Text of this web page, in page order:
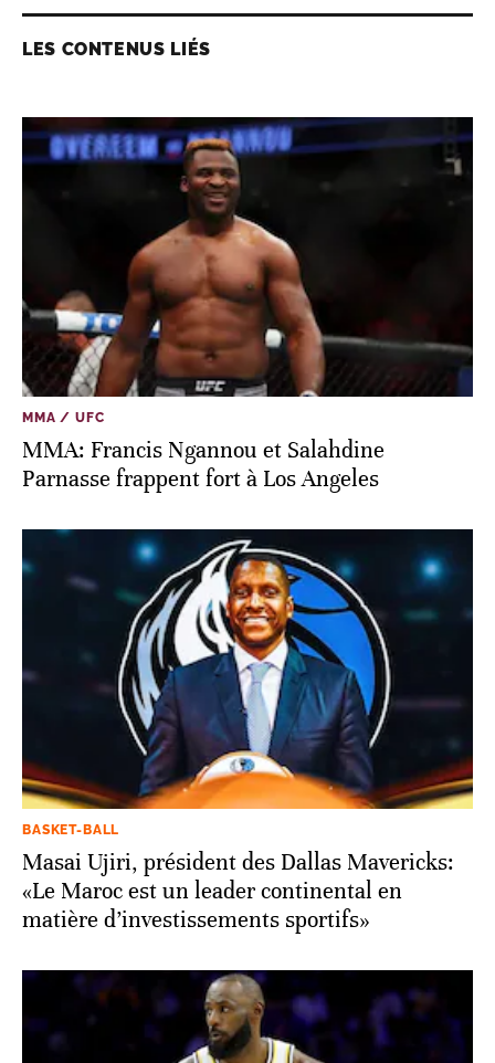
LES CONTENUS LIÉS
MMA / UFC
MMA: Francis Ngannou et Salahdine
Parnasse frappent fort à Los Angeles
BASKET-BALL
Masai Ujiri, président des Dallas Mavericks:
«Le Maroc est un leader continental en
matière d’investissements sportifs»